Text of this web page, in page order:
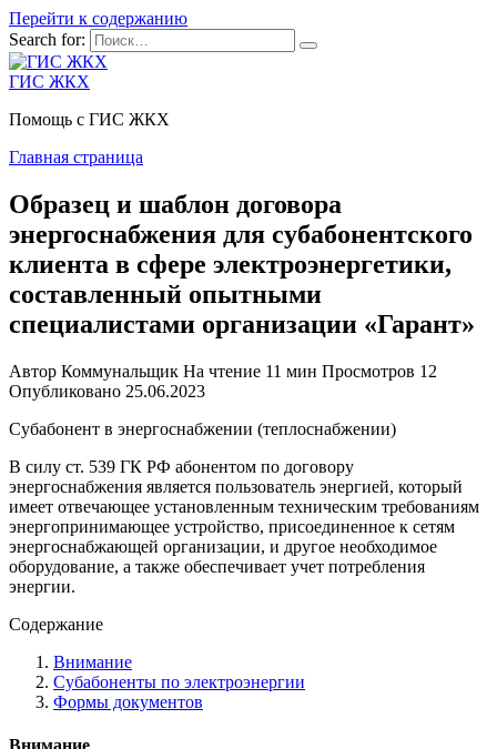
Перейти к содержанию
Search for:
ГИС ЖКХ
Помощь с ГИС ЖКХ
Главная страница
Образец и шаблон договора
энергоснабжения для субабонентского
клиента в сфере электроэнергетики,
составленный опытными
специалистами организации «Гарант»
Автор Коммунальщик На чтение 11 мин Просмотров 12
Опубликовано 25.06.2023
Субабонент в энергоснабжении (теплоснабжении)
В силу ст. 539 ГК РФ абонентом по договору
энергоснабжения является пользователь энергией, который
имеет отвечающее установленным техническим требованиям
энергопринимающее устройство, присоединенное к сетям
энергоснабжающей организации, и другое необходимое
оборудование, а также обеспечивает учет потребления
энергии.
Содержание
Внимание
Субабоненты по электроэнергии
Формы документов
Внимание